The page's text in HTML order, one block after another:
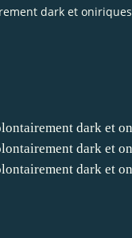
dark et oniriques